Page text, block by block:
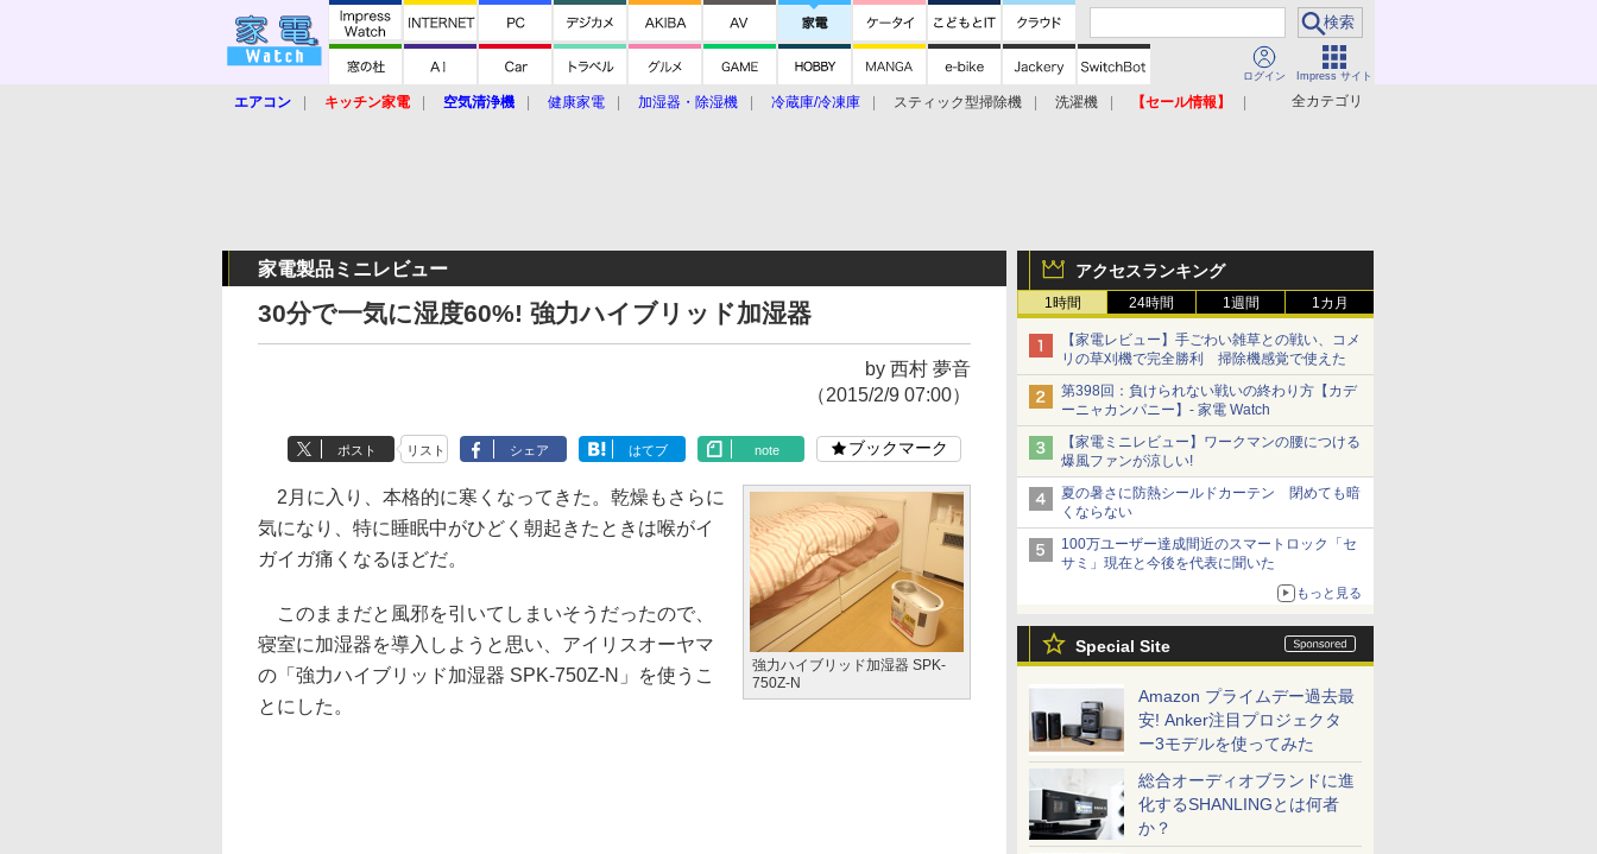
ログイン Impress サイト
全カテゴリ
エアコン キッチン家電 空気清浄機 健康家電 加湿器・除湿機 冷蔵庫/冷凍庫 スティック型掃除機 洗濯機
【セール情報】
アクセスランキング
1時間 24時間 1週間 1カ月
【家電レビュー】手ごわい雑草との戦い、コメ
リの草刈機で完全勝利 掃除機感覚で使えた
第398回：負けられない戦いの終わり方【カデ
ーニャカンパニー】- 家電 Watch
【家電ミニレビュー】ワークマンの腰につける
爆風ファンが涼しい!
夏の暑さに防熱シールドカーテン 閉めても暗
くならない
100万ユーザー達成間近のスマートロック「セ
サミ」現在と今後を代表に聞いた
もっと見る
Special Site
Amazon プライムデー過去最
安! Anker注目プロジェクタ
ー3モデルを使ってみた
総合オーディオブランドに進
化するSHANLINGとは何者
か？
家電製品ミニレビュー
30分で一気に湿度60%! 強力ハイブリッド加湿器
by 西村 夢音
（2015/2/9 07:00）
ポスト リスト シェア はてブ note ブックマーク
強力ハイブリッド加湿器 SPK-
750Z-N
2月に入り、本格的に寒くなってきた。乾燥もさらに
気になり、特に睡眠中がひどく朝起きたときは喉がイ
ガイガ痛くなるほどだ。
このままだと風邪を引いてしまいそうだったので、
寝室に加湿器を導入しようと思い、アイリスオーヤマ
の「強力ハイブリッド加湿器 SPK-750Z-N」を使うこ
とにした。